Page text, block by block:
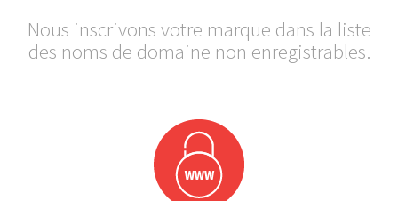
Nous inscrivons votre marque dans la liste
des noms de domaine non enregistrables.